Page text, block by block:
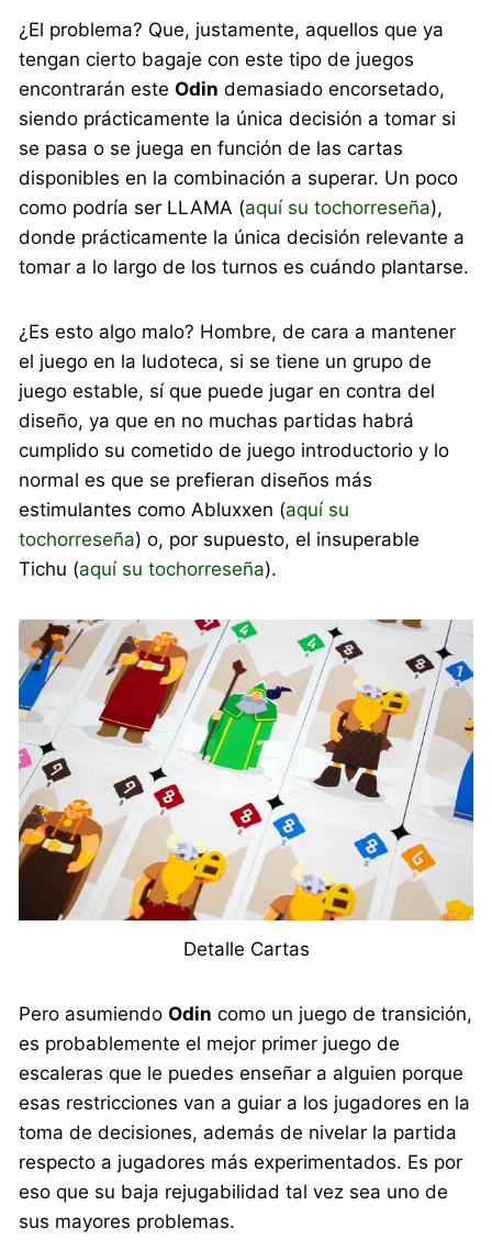
¿El problema? Que, justamente, aquellos que ya
tengan cierto bagaje con este tipo de juegos
encontrarán esteOdin demasiado encorsetado,
siendo prácticamente la única decisión a tomar si
se pasa o se juega en función de las cartas
disponibles en la combinación a superar. Un poco
como podría ser LLAMA (aquí su tochorreseña),
donde prácticamente la única decisión relevante a
tomar a lo largo de los turnos es cuándo plantarse.
¿Es esto algo malo? Hombre, de cara a mantener
el juego en la ludoteca, si se tiene un grupo de
juego estable, sí que puede jugar en contra del
diseño, ya que en no muchas partidas habrá
cumplido su cometido de juego introductorio y lo
normal es que se prefieran diseños más
estimulantes como Abluxxen (aquí su
tochorreseña) o, por supuesto, el insuperable
Tichu (aquí su tochorreseña).
Detalle Cartas
Pero asumiendoOdin como un juego de transición,
es probablemente el mejor primer juego de
escaleras que le puedes enseñar a alguien porque
esas restricciones van a guiar a los jugadores en la
toma de decisiones, además de nivelar la partida
respecto a jugadores más experimentados. Es por
eso que su baja rejugabilidad tal vez sea uno de
sus mayores problemas.